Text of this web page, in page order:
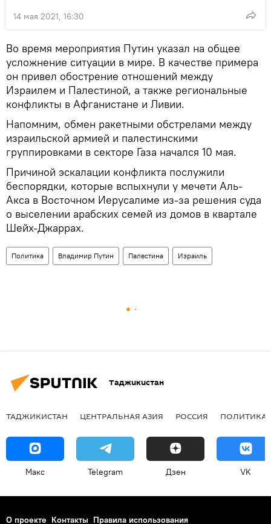
14 мая 2021, 16:30
Во время мероприятия Путин указал на общее
усложнение ситуации в мире. В качестве примера
он привел обострение отношений между
Израилем и Палестиной, а также региональные
конфликты в Афганистане и Ливии.
Напомним, обмен ракетными обстрелами между
израильской армией и палестинскими
группировками в секторе Газа начался 10 мая.
Причиной эскалации конфликта послужили
беспорядки, которые вспыхнули у мечети Аль-
Акса в Восточном Иерусалиме из-за решения суда
о выселении арабских семей из домов в квартале
Шейх-Джаррах.
Политика Владимир Путин Палестина Израиль
Таджикистан
ТАДЖИКИСТАН ЦЕНТРАЛЬНАЯ АЗИЯ РОССИЯ ПОЛИТИКА
Макс Telegram Дзен VK
О проекте Контакты Правила использования